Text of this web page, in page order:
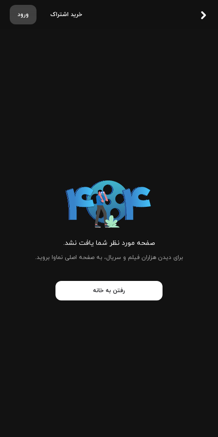
ورود خرید اشتراک
صفحه مورد نظر شما یافت نشد.
برای دیدن هزاران فیلم و سریال، به صفحه اصلی نماوا بروید.
رفتن به خانه